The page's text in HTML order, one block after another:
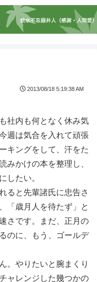
2013/08/18 5:19:38 AM
社内も何となく休み気
週は気合を入れて頑張
キングをして、汗をた
みかけの本を整理し、
したい。
ると先輩諸氏に忠告さ
「歳月人を待たず」と
さです。まだ、正月の
のに、もう、ゴールデ
。やりたいと腕まくり
ャレンジした幾つかの